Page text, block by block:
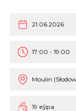
21.06.2026
17:00 - 19:00
Moulin
19 еўра